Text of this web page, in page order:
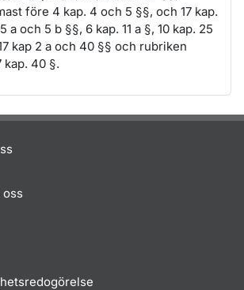
före 4 kap. 4 och 5 §§, och 17 kap.
a och 5 b §§, 6 kap. 11 a §, 10 kap. 25
kap 2 a och 40 §§ och rubriken
kap. 40 §.